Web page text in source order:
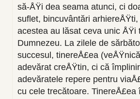
să-ÅŸi dea seama atunci, ci
suflet, bincuvântări
acestea au lăsat ceva unic
Dumnezeu. La zilele de
succesul, tinereÅ£ea
adevărat creÅŸtin, ci că
adevăratele repere pentru
cu cele trecătoare.